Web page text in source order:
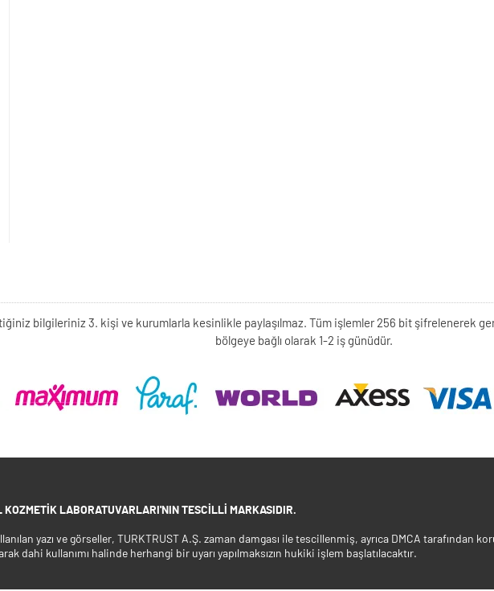
bilgileriniz 3. kişi ve kurumlarla kesinlikle paylaşılmaz. Tüm işlemler 256 bit şifrelenerek
bölgeye bağlı olarak 1-2 iş günüdür.
KOZMETIK LABORATUVARLARI'NIN TESCILLI MARKASIDIR.
yazı ve görseller, TURKTRUST A.Ş. zaman damgası ile tescillenmiş, ayrıca DMCA tarafından
dahi kullanımı halinde herhangi bir uyarı yapılmaksızın hukiki işlem başlatılacaktır.